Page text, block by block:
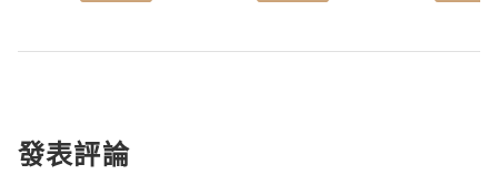
發表評論